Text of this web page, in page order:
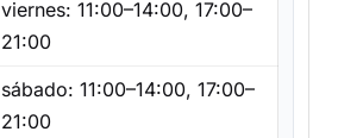
viernes: 11:00–14:00, 17:00–
21:00
sábado: 11:00–14:00, 17:00–
21:00